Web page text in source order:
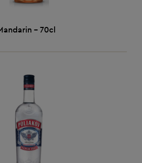
AJOUTER AU PANIER
- 70cl